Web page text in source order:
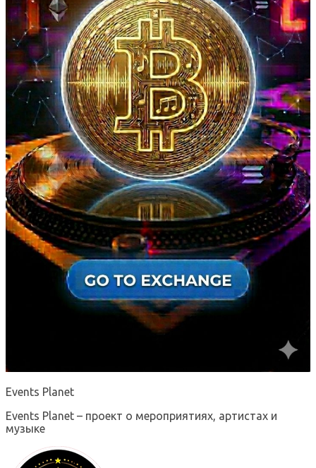
Events Planet
Events Planet – проект о мероприятиях, артистах и
музыке